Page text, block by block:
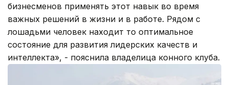
бизнесменов применять этот навык во время
важных решений в жизни и в работе. Рядом с
лошадьми человек находит то оптимальное
состояние для развития лидерских качеств и
интеллекта», - пояснила владелица конного клуба.